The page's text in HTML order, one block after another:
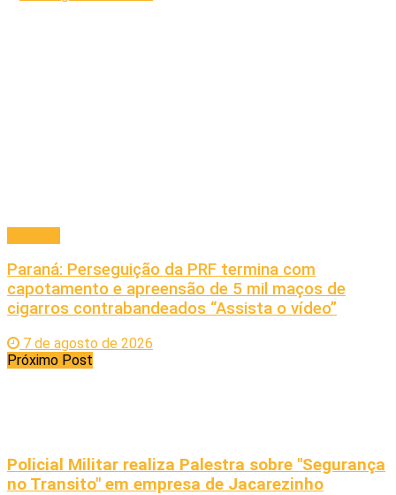
Paraná: Perseguição da PRF termina com
capotamento e apreensão de 5 mil maços de
cigarros contrabandeados “Assista o vídeo”
7 de agosto de 2026
Próximo Post
Policial Militar realiza Palestra sobre "Segurança
no Transito" em empresa de Jacarezinho